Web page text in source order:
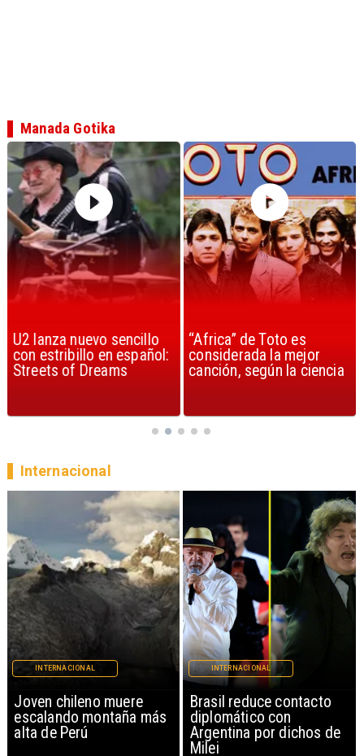
U2 lanza nuevo sencillo
con estribillo en español:
Streets of Dreams
“Africa” de Toto es
considerada la mejor
canción, según la ciencia
Manada Gotika
Brasil reduce contacto
diplomático con
Argentina por dichos de
INTERNACIONAL
China restringe
exportación de drones a
EEUU y sanciona
empresas
INTERNACIONAL
Internacional